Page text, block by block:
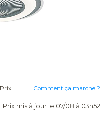
Prix Comment ça marche ?
Prix mis à jour le 07/08 à 03h52